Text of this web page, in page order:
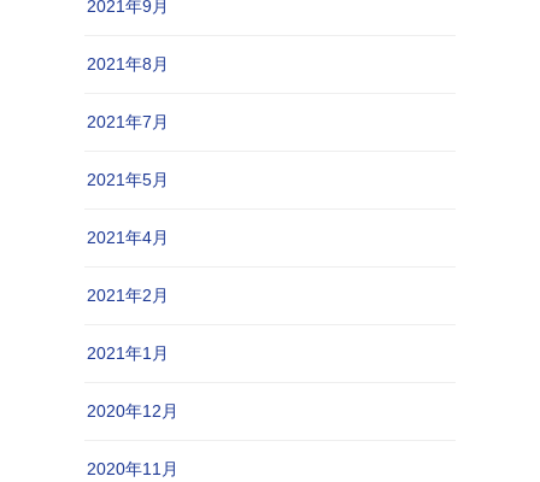
2021年9月
2021年8月
2021年7月
2021年5月
2021年4月
2021年2月
2021年1月
2020年12月
2020年11月